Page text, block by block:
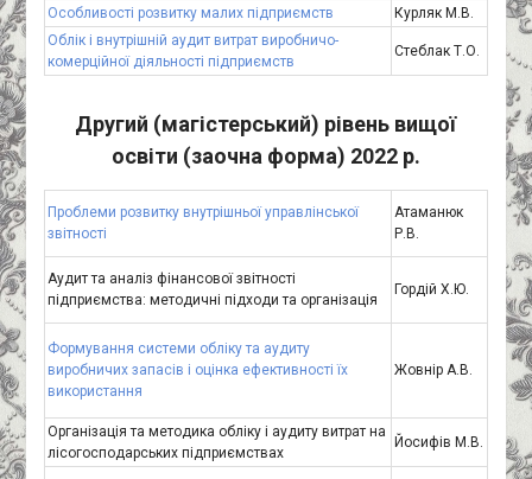
Особливості розвитку малих підприємств
Курляк М.В.
Облік і внутрішній аудит витрат виробничо-
комерційної діяльності підприємств
Стеблак Т.О.
Другий (магістерський) рівень вищої
освіти (заочна форма) 2022 р.
Проблеми розвитку внутрішньої управлінської
звітності
Атаманюк
Р.В.
Аудит та аналіз фінансової звітності
підприємства: методичні підходи та організація
Гордій Х.Ю.
Формування системи обліку та аудиту
виробничих запасів і оцінка ефективності їх
використання
Жовнір А.В.
Організація та методика обліку і аудиту витрат на
лісогосподарських підприємствах
Йосифів М.В.